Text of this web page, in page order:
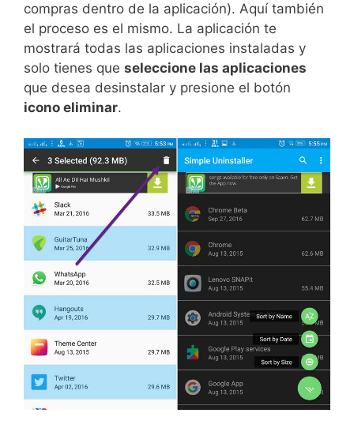
compras dentro de la aplicación). Aquí también
el proceso es el mismo. La aplicación te
mostrará todas las aplicaciones instaladas y
solo tienes que seleccione las aplicaciones
que desea desinstalar y presione el botón
icono eliminar.